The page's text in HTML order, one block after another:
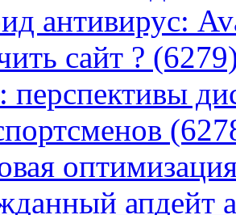
антивирус:
сайт ?
перспективы
апдейт